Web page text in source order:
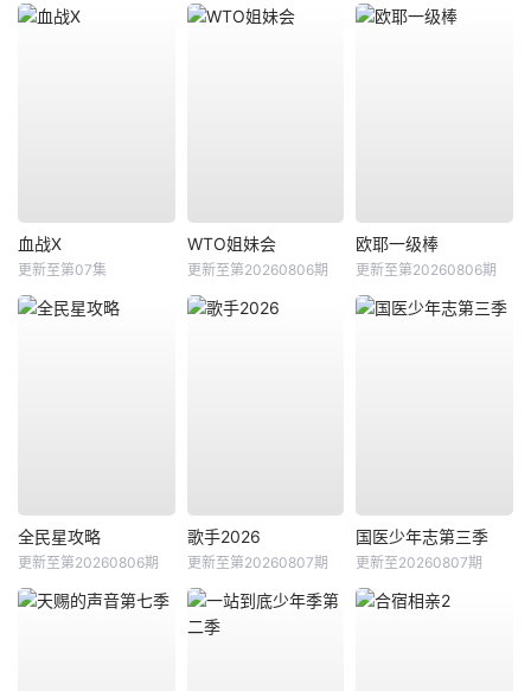
血战X
更新至第07集
WTO姐妹会
更新至第20260806期
欧耶一级棒
更新至第20260806期
全民星攻略
更新至第20260806期
歌手2026
更新至第20260807期
国医少年志第三季
更新至20260807期